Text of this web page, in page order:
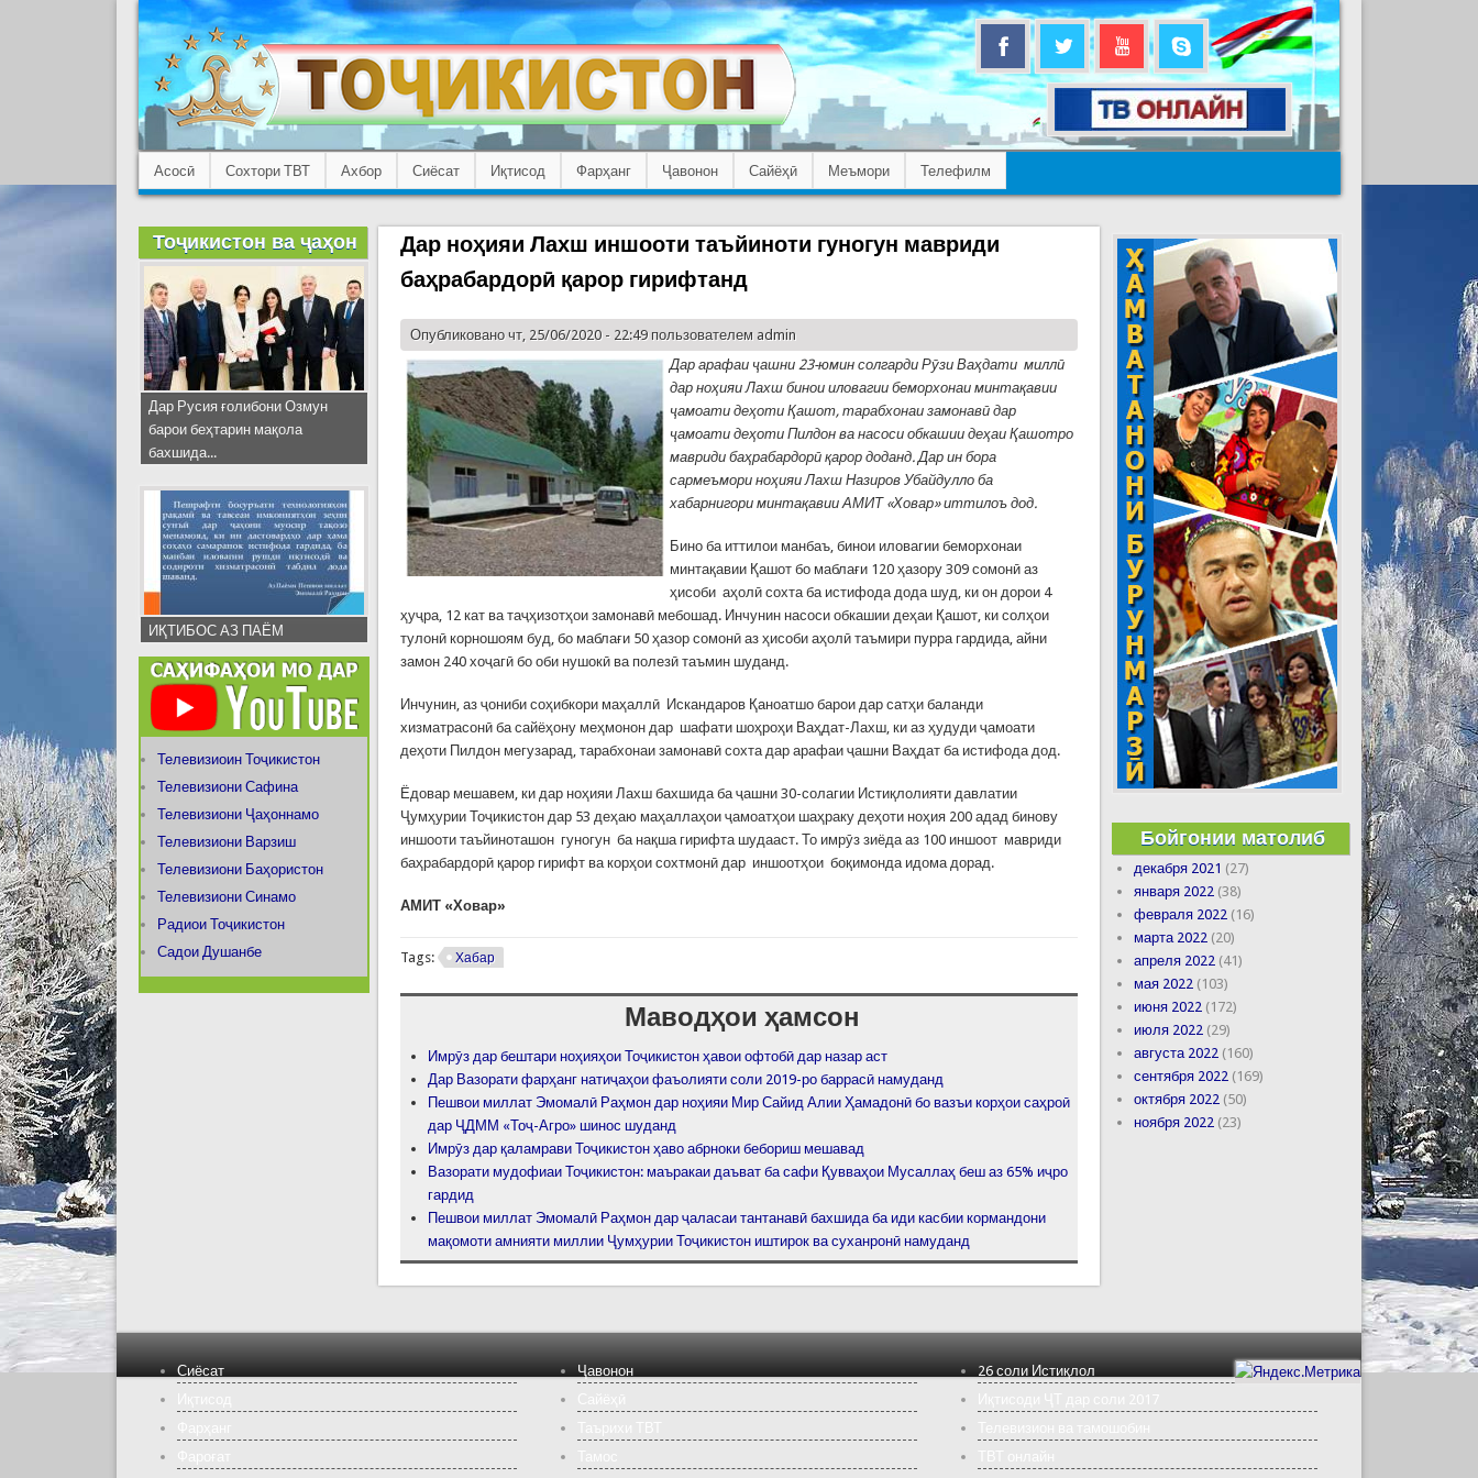
Асосӣ Сохтори ТВТ Ахбор Сиёсат Иқтисод Фарҳанг Ҷавонон Сайёҳӣ Меъмори Телефилм
Дар ноҳияи Лахш иншооти таъйиноти гуногун мавриди
баҳрабардорӣ қарор гирифтанд
Опубликовано чт, 25/06/2020 - 22:49 пользователем admin
Дар арафаи ҷашни 23-юмин солгарди Рӯзи Ваҳдати миллӣ
дар ноҳияи Лахш бинои иловагии беморхонаи минтақавии
ҷамоати деҳоти Қашот, тарабхонаи замонавӣ дар
ҷамоати деҳоти Пилдон ва насоси обкашии деҳаи Қашотро
мавриди баҳрабардорӣ қарор доданд. Дар ин бора
сармеъмори ноҳияи Лахш Назиров Убайдулло ба
хабарнигори минтақавии АМИТ «Ховар» иттилоъ дод.
Бино ба иттилои манбаъ, бинои иловагии беморхонаи
минтақавии Қашот бо маблағи 120 ҳазору 309 сомонӣ аз
ҳисоби аҳолӣ сохта ба истифода дода шуд, ки он дорои 4
ҳуҷра, 12 кат ва таҷҳизотҳои замонавӣ мебошад. Инчунин насоси обкашии деҳаи Қашот, ки солҳои
тулонӣ корношоям буд, бо маблағи 50 ҳазор сомонӣ аз ҳисоби аҳолӣ таъмири пурра гардида, айни
замон 240 хоҷагӣ бо оби нушокӣ ва полезӣ таъмин шуданд.
Инчунин, аз ҷониби соҳибкори маҳаллӣ Искандаров Қаноатшо барои дар сатҳи баланди
хизматрасонӣ ба сайёҳону меҳмонон дар шафати шоҳроҳи Ваҳдат-Лахш, ки аз ҳудуди ҷамоати
деҳоти Пилдон мегузарад, тарабхонаи замонавӣ сохта дар арафаи ҷашни Ваҳдат ба истифода дод.
Ёдовар мешавем, ки дар ноҳияи Лахш бахшида ба ҷашни 30-солагии Истиқлолияти давлатии
Ҷумҳурии Тоҷикистон дар 53 деҳаю маҳаллаҳои ҷамоатҳои шаҳраку деҳоти ноҳия 200 адад бинову
иншооти таъйиноташон гуногун ба нақша гирифта шудааст. То имрӯз зиёда аз 100 иншоот мавриди
баҳрабардорӣ қарор гирифт ва корҳои сохтмонӣ дар иншоотҳои боқимонда идома дорад.
АМИТ «Ховар»
Tags: Хабар
Маводҳои ҳамсон
Имрӯз дар бештари ноҳияҳои Тоҷикистон ҳавои офтобӣ дар назар аст
Дар Вазорати фарҳанг натиҷаҳои фаъолияти соли 2019-ро баррасӣ намуданд
Пешвои миллат Эмомалӣ Раҳмон дар ноҳияи Мир Сайид Алии Ҳамадонӣ бо вазъи корҳои саҳроӣ
дар ҶДММ «Тоҷ-Агро» шинос шуданд
Имрӯз дар қаламрави Тоҷикистон ҳаво абрноки бебориш мешавад
Вазорати мудофиаи Тоҷикистон: маъракаи даъват ба сафи Қувваҳои Мусаллаҳ беш аз 65% иҷро
гардид
Пешвои миллат Эмомалӣ Раҳмон дар ҷаласаи тантанавӣ бахшида ба иди касбии кормандони
мақомоти амнияти миллии Ҷумҳурии Тоҷикистон иштирок ва суханронӣ намуданд
Тоҷикистон ва ҷаҳон
Дар Русия ғолибони Озмун
барои беҳтарин мақола
бахшида...
ИҚТИБОС АЗ ПАЁМ
Телевизиоин Тоҷикистон
Телевизиони Сафина
Телевизиони Ҷаҳоннамо
Телевизиони Варзиш
Телевизиони Баҳористон
Телевизиони Синамо
Радиои Тоҷикистон
Садои Душанбе
Бойгонии матолиб
декабря 2021 (27)
января 2022 (38)
февраля 2022 (16)
марта 2022 (20)
апреля 2022 (41)
мая 2022 (103)
июня 2022 (172)
июля 2022 (29)
августа 2022 (160)
сентября 2022 (169)
октября 2022 (50)
ноября 2022 (23)
Сиёсат
Ҷавонон
26 соли Истиқлол